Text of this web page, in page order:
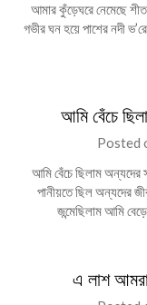
আমার কুঁড়েঘরে নেমেছে
গভীর ঘন হয়ে পাশের নদী
আমি বেঁচে
Posted
আমি বেঁচে ছিলাম
পানীয়তে ছিল অন্যদের
জন্মেছিলাম আমি
এ লাশ